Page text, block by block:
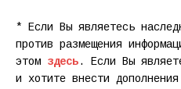
* Если Вы являетесь
против размещения
этом здесь. Если Вы
и хотите внести